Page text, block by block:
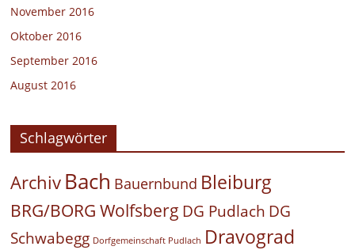
November 2016
Oktober 2016
September 2016
August 2016
Schlagwörter
Archiv Bach Bauernbund Bleiburg
BRG/BORG Wolfsberg DG Pudlach DG
Schwabegg Dorfgemeinschaft Pudlach Dravograd